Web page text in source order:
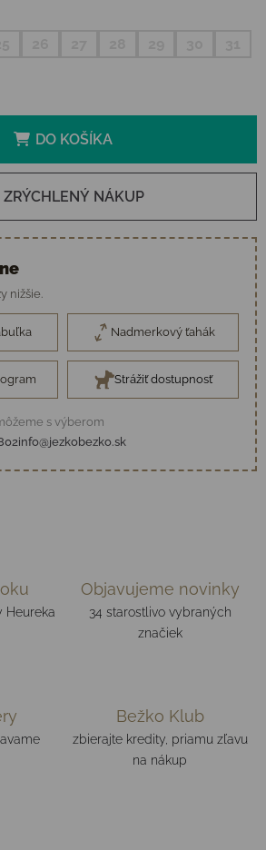
DO KOŠÍKA
ZRÝCHLENÝ NÁKUP
nižšie.
Nadmerkový ťahák
Strážiť dostupnosť
s výberom
info@jezkobezko.sk
Heureka
Objavujeme novinky
34 starostlivo vybraných
značiek
Bežko Klub
zbierajte kredity, priamu zľavu
na nákup